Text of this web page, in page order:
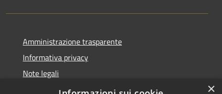
Amministrazione trasparente
Informativa privacy
Note legali
Dichiarazione di accessibilità
×